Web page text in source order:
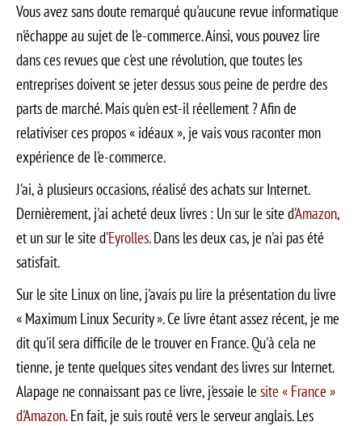
Vous avez sans doute remarqué qu'aucune revue informatique
n'échappe au sujet de l'e-commerce. Ainsi, vous pouvez lire
dans ces revues que c'est une révolution, que toutes les
entreprises doivent se jeter dessus sous peine de perdre des
parts de marché. Mais qu'en est-il réellement ? Afin de
relativiser ces propos « idéaux », je vais vous raconter mon
expérience de l'e-commerce.
J'ai, à plusieurs occasions, réalisé des achats sur Internet.
Dernièrement, j'ai acheté deux livres : Un sur le site d'Amazon,
et un sur le site d'Eyrolles. Dans les deux cas, je n'ai pas été
satisfait.
Sur le site Linux on line, j'avais pu lire la présentation du livre
« Maximum Linux Security ». Ce livre étant assez récent, je me
dit qu'il sera difficile de le trouver en France. Qu'à cela ne
tienne, je tente quelques sites vendant des livres sur Internet.
Alapage ne connaissant pas ce livre, j'essaie le site « France »
d'Amazon. En fait, je suis routé vers le serveur anglais. Les